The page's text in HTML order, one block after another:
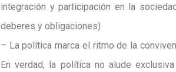
integración y participación en la
deberes y obligaciones)
– La política marca el ritmo de la
En verdad, la política no alude